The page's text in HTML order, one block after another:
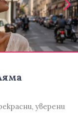
уверени